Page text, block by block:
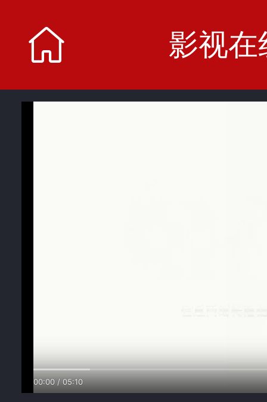
影视在
影视在
00:00/05:10